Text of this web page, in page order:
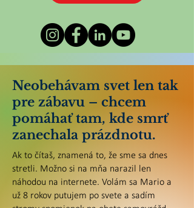
Neobehávam svet len tak
pre zábavu – chcem
pomáhať tam, kde smrť
zanechala prázdnotu.
Ak to čítaš, znamená to, že sme sa dnes
stretli. Možno si na mňa narazil len
náhodou na internete. Volám sa Mario a
už 8 rokov putujem po svete a sadím